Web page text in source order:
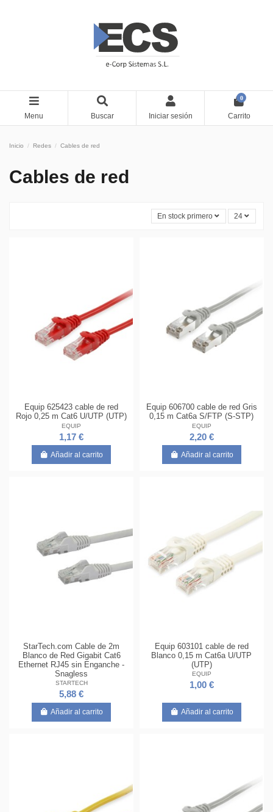
Menu Buscar Iniciar sesión
0
Carrito
Inicio Redes Cables de red
Cables de red
En stock primero 24
Equip 625423 cable de red
Rojo 0,25 m Cat6 U/UTP (UTP)
EQUIP
1,17 €
Añadir al carrito
Equip 606700 cable de red Gris
0,15 m Cat6a S/FTP (S-STP)
EQUIP
2,20 €
Añadir al carrito
StarTech.com Cable de 2m
Blanco de Red Gigabit Cat6
Ethernet RJ45 sin Enganche -
Snagless
STARTECH
5,88 €
Añadir al carrito
Equip 603101 cable de red
Blanco 0,15 m Cat6a U/UTP
(UTP)
EQUIP
1,00 €
Añadir al carrito